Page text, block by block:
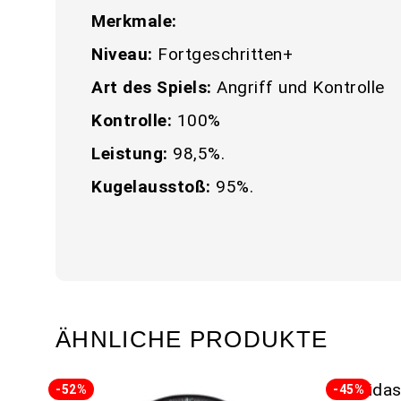
Merkmale:
Niveau: Fortgeschritten+
Art des Spiels: Angriff und Kontrolle
Kontrolle: 100%
Leistung: 98,5%.
Kugelausstoß: 95%.
ÄHNLICHE PRODUKTE
-52% -45%